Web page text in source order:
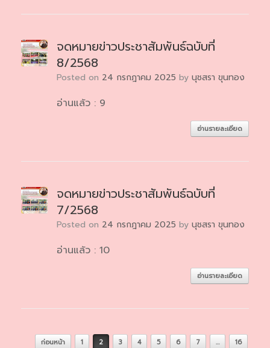
จดหมายข่าวประชาสัมพันธ์ฉบับที่
8/2568
Posted on 24 กรกฎาคม 2025 by นุชสรา ขุนทอง
อ่านแล้ว : 9
อ่านรายละเอียด
จดหมายข่าวประชาสัมพันธ์ฉบับที่
7/2568
Posted on 24 กรกฎาคม 2025 by นุชสรา ขุนทอง
อ่านแล้ว : 10
อ่านรายละเอียด
Post navigation
ก่อนหน้า 1 2 3 4 5 6 7 …
16